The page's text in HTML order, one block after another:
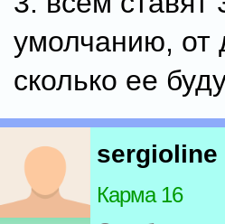
умолчанию, от
сколько ее
sergioline
Карма 16